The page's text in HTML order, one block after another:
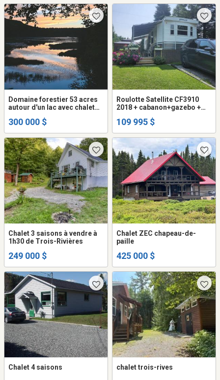
Domaine forestier 53 acres
autour d'un lac avec chalet
300 000 $
Roulotte Satellite CF3910
2018 + cabanon+gazebo +
site clé en main
109 995 $
Chalet 3 saisons à vendre à
1h30 de Trois-Rivières
249 000 $
Chalet ZEC chapeau-de-
paille
425 000 $
Chalet 4 saisons chalet trois-rives